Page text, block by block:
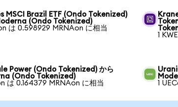
MSCI Brazil ETF (Ondo Tokenized)
(Ondo Tokenized)
は 0.598929 MRNAon に相当
1
Power (Ondo Tokenized) から
(Ondo Tokenized)
は 0.164379 MRNAon に相当
1